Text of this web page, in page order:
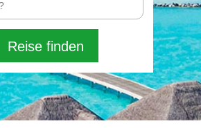
Reise finden